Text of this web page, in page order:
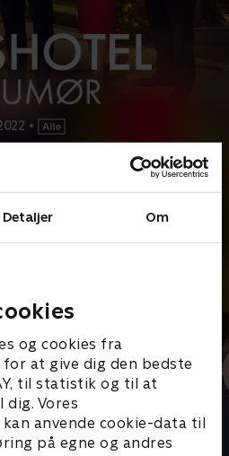
Detaljer Om
og cookies fra
at give dig den bedste
til statistik og til at
Vores
anvende cookie-data til
på egne og andres
•
hotel Corinthia i tiden op mod
til... Læs mere
dit abonnement på Mit TV 2.